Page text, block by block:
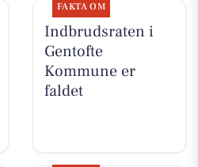
FAKTA OM
Indbrudsraten i
Gentofte
Kommune er
faldet